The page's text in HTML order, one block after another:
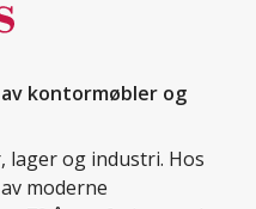
kontormøbler og
lager og industri. Hos
moderne